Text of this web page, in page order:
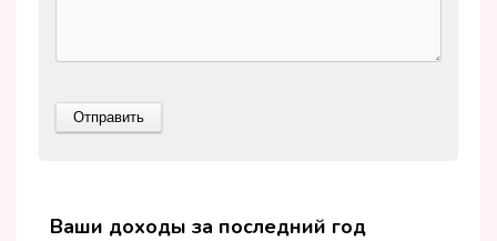
Ваши доходы за последний год